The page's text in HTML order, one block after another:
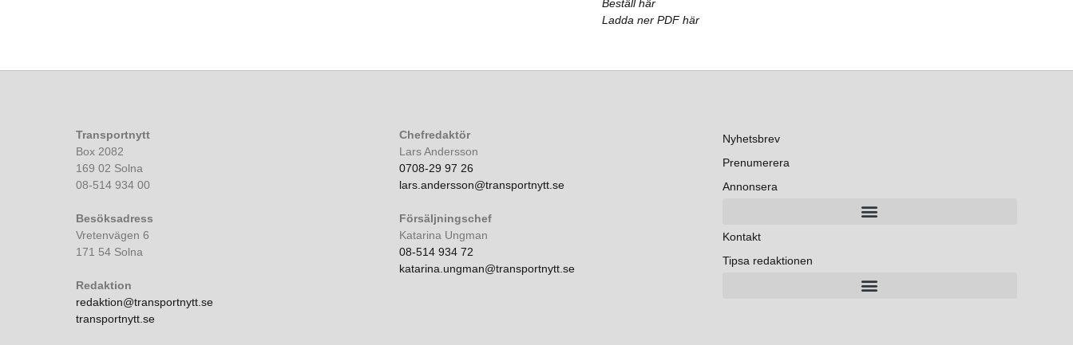
Beställ här
Ladda ner PDF här
Transportnytt
Box 2082
169 02 Solna
08-514 934 00
Besöksadress
Vretenvägen 6
171 54 Solna
Redaktion
redaktion@transportnytt.se
transportnytt.se
Chefredaktör
Lars Andersson
0708-29 97 26
lars.andersson@transportnytt.se
Försäljningschef
Katarina Ungman
08-514 934 72
katarina.ungman@transportnytt.se
Nyhetsbrev
Prenumerera
Annonsera
Kontakt
Tipsa redaktionen